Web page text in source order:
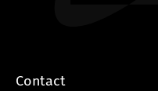
Contact